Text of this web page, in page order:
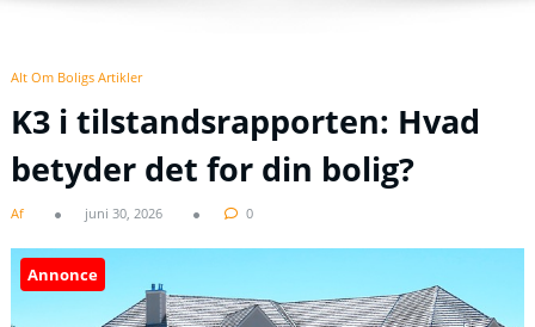
Alt Om Boligs Artikler
K3 i tilstandsrapporten: Hvad
betyder det for din bolig?
Af juni 30, 2026 0
Annonce